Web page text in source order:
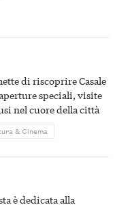
di riscoprire Casale
speciali, visite
nel cuore della città
& Cinema
è dedicata alla